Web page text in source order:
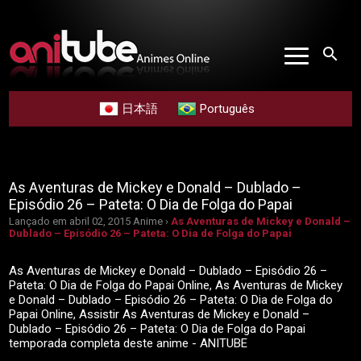
search
日本語 Português
As Aventuras de Mickey e Donald – Dublado –
Episódio 26 – Pateta: O Dia de Folga do Papai
Lançado em abril 02, 2015 Anime ›As Aventuras de Mickey e Donald –
Dublado – Episódio 26 – Pateta: O Dia de Folga do Papai
As Aventuras de Mickey e Donald – Dublado – Episódio 26 –
Pateta: O Dia de Folga do Papai Online, As Aventuras de Mickey
e Donald – Dublado – Episódio 26 – Pateta: O Dia de Folga do
Papai Online, Assistir As Aventuras de Mickey e Donald –
Dublado – Episódio 26 – Pateta: O Dia de Folga do Papai
temporada completa deste anime - ANITUBE